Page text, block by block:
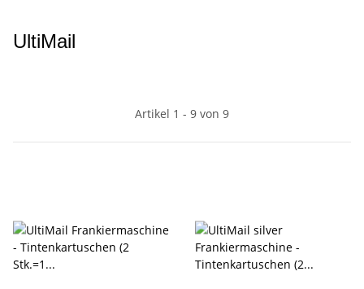
UltiMail
Artikel 1 - 9 von 9